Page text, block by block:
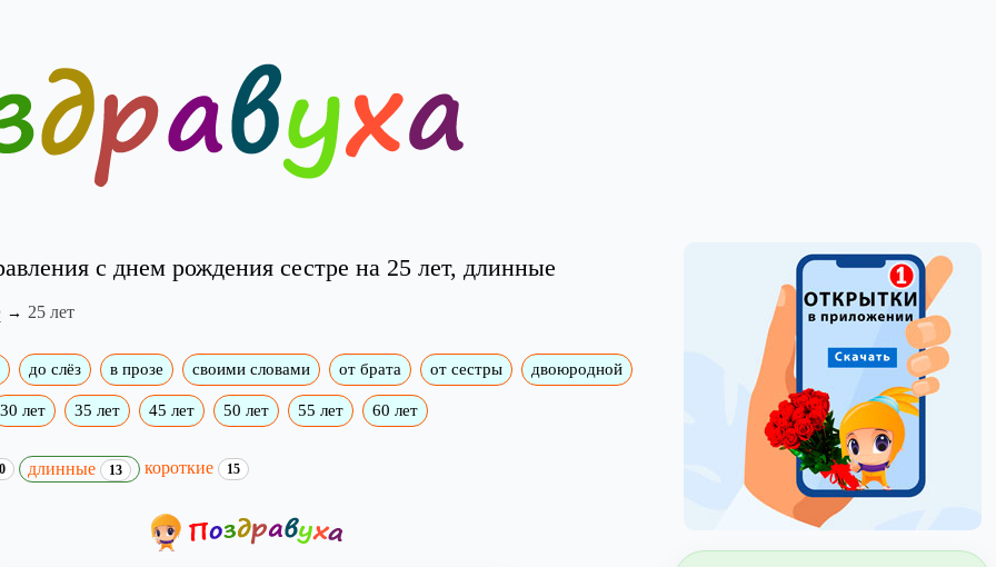
с днем рождения сестре на 25 лет, длинные
25 лет
до слёз в прозе своими словами от брата от сестры двоюродной
30 лет 35 лет 45 лет 50 лет 55 лет 60 лет
длинные 13 короткие 15